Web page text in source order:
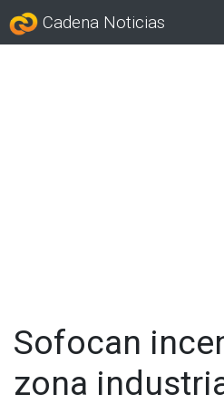
Cadena Noticias
Sofocan
zona